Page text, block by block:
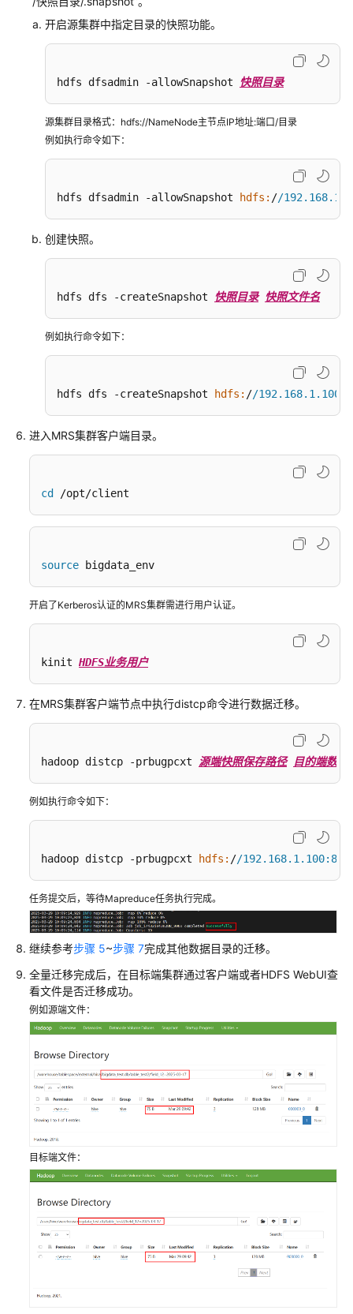
通
自
建
集
群
数
MRS
使
用
CDM
务
HBase
数
至
集
迁
移
HBase
MRS
群
用
工
具
向
HBase
批
量
导
入
数
使
用
服
务
移
Hive
数
据
MRS
开启源集群中指定目录的快照功能。
hdfs dfsadmin -allowSnapshot 快照目录
源集群目录格式：hdfs://NameNode主节点IP地址:端口/目录
例如执行命令如下：
hdfs dfsadmin -allowSnapshot hdfs: //
创建快照。
hdfs dfs -createSnapshot 快照目录 快照文件名
例如执行命令如下：
hdfs dfs -createSnapshot hdfs: //
进入MRS集群客户端目录。
cd /opt/client
source bigdata_env
开启了Kerberos认证的MRS集群需进行用户认证。
kinit HDFS业务用户
在MRS集群客户端节点中执行distcp命令进行数据迁移。
hadoop distcp -prbugpcxt 源端快照保存路径 目的端数据
例如执行命令如下：
hadoop distcp -prbugpcxt hdfs: //
任务提交后，等待Mapreduce任务执行完成。
继续参考步骤 5~步骤 7完成其他数据目录的迁移。
全量迁移完成后，在目标端集群通过客户端或者HDFS WebUI查
看文件是否迁移成功。
例如源端文件：
目标端文件：